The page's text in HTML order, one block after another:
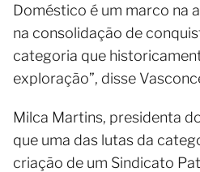
Doméstico é um marco na
na consolidação de
categoria que
exploração”, disse
Milca Martins, presidenta
que uma das lutas da
criação de um Sindicato